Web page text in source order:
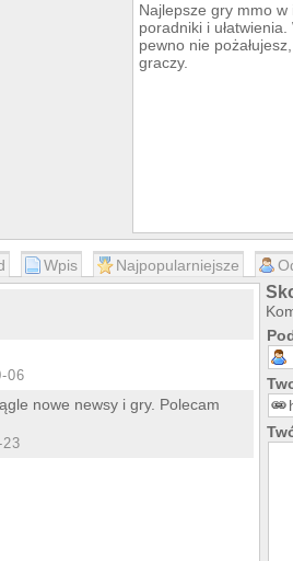
Najlepsze gry mmo w
poradniki i
pewno nie
graczy.
Wpis Najpopularniejsze
06
nowe newsy i gry. Polecam